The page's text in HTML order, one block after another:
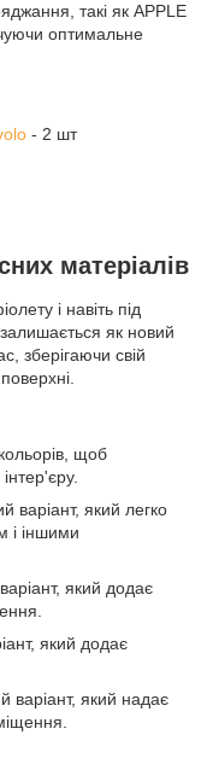
такі як APPLE
оптимальне
- 2 шт
матеріалів
і навіть під
як новий
зберігаючи свій
щоб
варіант, який легко
і іншими
який додає
який додає
варіант, який надає